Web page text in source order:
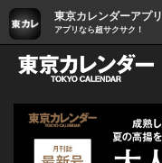
東京カレンダーアプリ
アプリなら超サクサク！